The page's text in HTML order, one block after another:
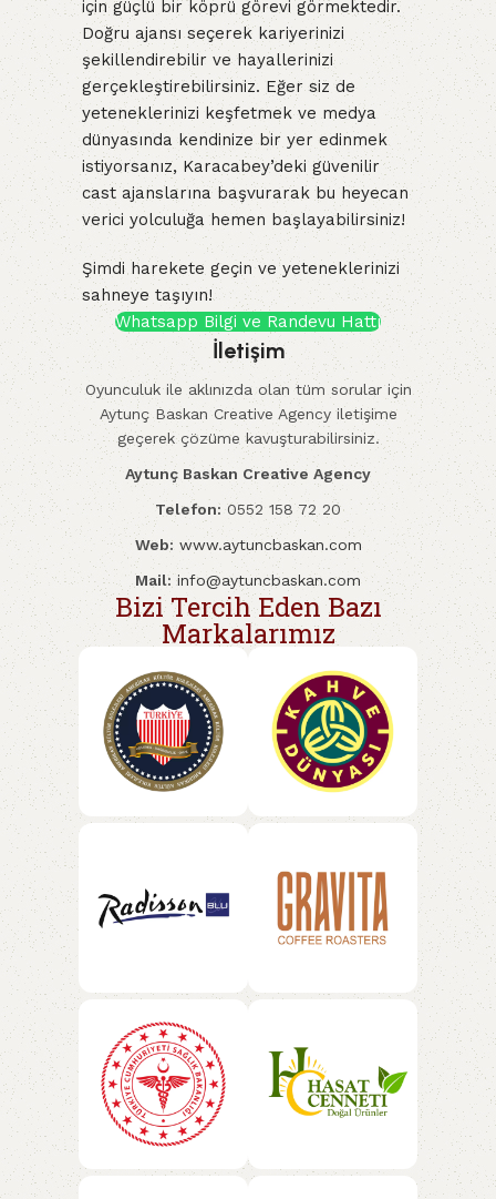
için güçlü bir köprü görevi görmektedir.
Doğru ajansı seçerek kariyerinizi
şekillendirebilir ve hayallerinizi
gerçekleştirebilirsiniz. Eğer siz de
yeteneklerinizi keşfetmek ve medya
dünyasında kendinize bir yer edinmek
istiyorsanız, Karacabey’deki güvenilir
cast ajanslarına başvurarak bu heyecan
verici yolculuğa hemen başlayabilirsiniz!
Şimdi harekete geçin ve yeteneklerinizi
sahneye taşıyın!
Whatsapp Bilgi ve Randevu Hattı
İletişim
Oyunculuk ile aklınızda olan tüm sorular için
Aytunç Baskan Creative Agency iletişime
geçerek çözüme kavuşturabilirsiniz.
Aytunç Baskan Creative Agency
Telefon: 0552 158 72 20
Web: www.aytuncbaskan.com
Mail: info@aytuncbaskan.com
Bizi Tercih Eden Bazı
Markalarımız